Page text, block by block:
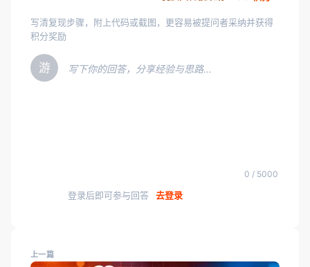
写清复现步骤，附上代码或截图，更容易被提问者采纳并获得
积分奖励
游 写下你的回答，分享经验与思路…
0 / 5000
登录后即可参与回答 去登录
上一篇